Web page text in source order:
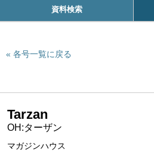
資料検索
各号一覧に戻る
Tarzan
OH:ターザン
マガジンハウス